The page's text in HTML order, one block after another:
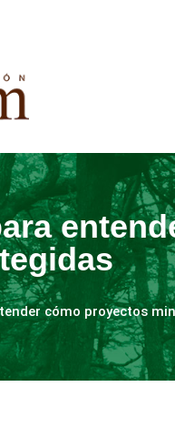
cómo proyectos